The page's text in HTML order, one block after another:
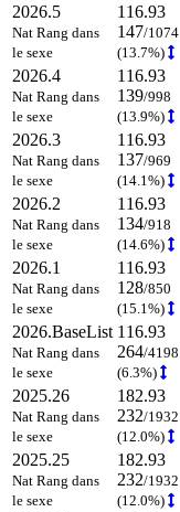
2026.5
Nat Rang dans
le sexe
116.93
147/1074
(13.7%)
2026.4
Nat Rang dans
le sexe
116.93
139/998
(13.9%)
2026.3
Nat Rang dans
le sexe
116.93
137/969
(14.1%)
2026.2
Nat Rang dans
le sexe
116.93
134/918
(14.6%)
2026.1
Nat Rang dans
le sexe
116.93
128/850
(15.1%)
2026.BaseList
Nat Rang dans
le sexe
116.93
264/4198
(6.3%)
2025.26
Nat Rang dans
le sexe
182.93
232/1932
(12.0%)
2025.25
Nat Rang dans
le sexe
182.93
232/1932
(12.0%)